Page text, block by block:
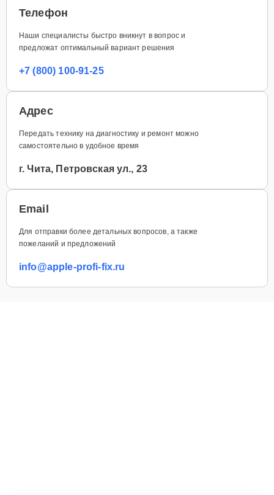
Телефон
Наши специалисты быстро вникнут в вопрос и
предложат оптимальный вариант решения
+7 (800) 100-91-25
Адрес
Передать технику на диагностику и ремонт можно
самостоятельно в удобное время
г. Чита, Петровская ул., 23
Email
Для отправки более детальных вопросов, а также
пожеланий и предложений
info@apple-profi-fix.ru